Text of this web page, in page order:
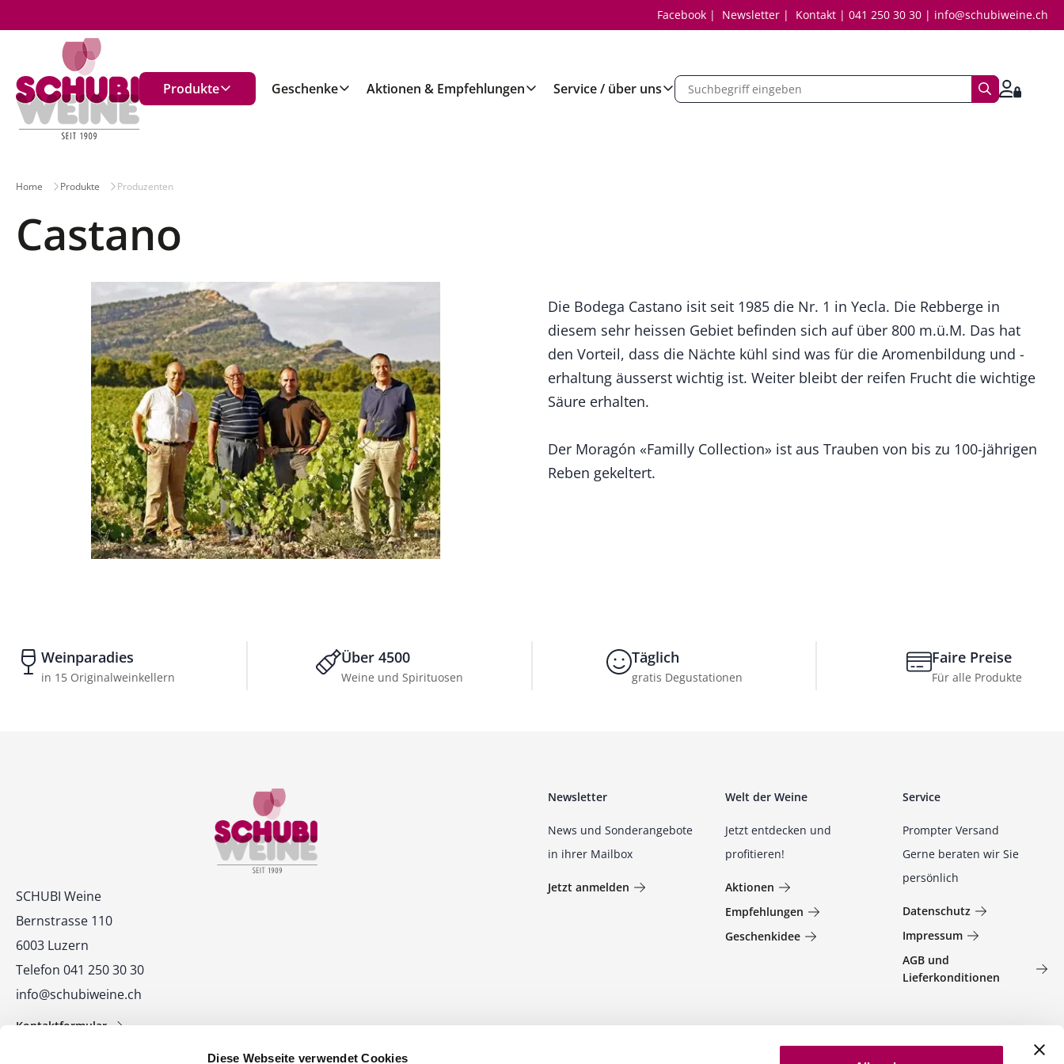
Diese Webseite verwendet Cookies
Facebook Newsletter Kontakt 041 250 30 30 info@schubiweine.ch
Produkte Geschenke Aktionen & Empfehlungen Service / über uns
Home Produkte Produzenten
Castano
Die Bodega Castano isit seit 1985 die Nr. 1 in Yecla. Die Rebberge in
diesem sehr heissen Gebiet befinden sich auf über 800 m.ü.M. Das hat
den Vorteil, dass die Nächte kühl sind was für die Aromenbildung und -
erhaltung äusserst wichtig ist. Weiter bleibt der reifen Frucht die wichtige
Säure erhalten.
Der Moragón «Familly Collection» ist aus Trauben von bis zu 100-jährigen
Reben gekeltert.
Weinparadies
in 15 Originalweinkellern
Über 4500
Weine und Spirituosen
Täglich
gratis Degustationen
Faire Preise
Für alle Produkte
Kontakt
SCHUBI Weine
Bernstrasse 110
6003 Luzern
Telefon 041 250 30 30
info@schubiweine.ch
Kontaktformular
Newsletter
News und Sonderangebote
in ihrer Mailbox
Jetzt anmelden
Welt der Weine
Jetzt entdecken und
profitieren!
Aktionen
Empfehlungen
Geschenkidee
Service
Prompter Versand
Gerne beraten wir Sie
persönlich
Datenschutz
Impressum
AGB und
Lieferkonditionen